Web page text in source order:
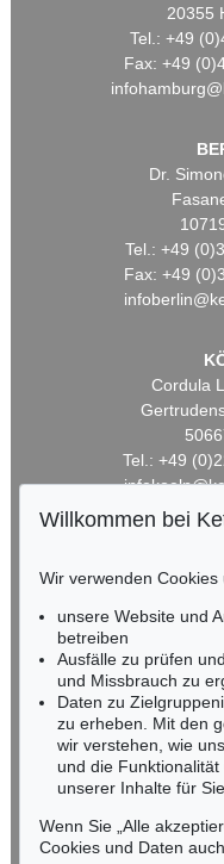
20355
Tel.: +49
Fax: +49
Dr.
Tel.: +49
Fax: +49
Cordula
Tel.: +49
Tel.: +49
Fax: +49
Nico
Mobil: +49
Willkommen bei
Wir verwenden Cookies
unsere Website und
betreiben
Ausfälle zu prüfen
und Missbrauch zu
Daten zu
zu erheben. Mit den
wir verstehen, wie
und die
unserer Inhalte für
Wenn Sie „Alle
Cookies und Daten